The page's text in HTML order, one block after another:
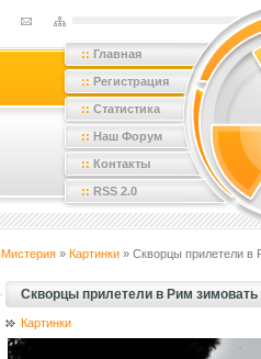
:: Главная
:: Регистрация
:: Статистика
:: Наш Форум
:: Контакты
:: RSS 2.0
Мистерия » Картинки » Скворцы прилетели в
Скворцы прилетели в Рим
Картинки